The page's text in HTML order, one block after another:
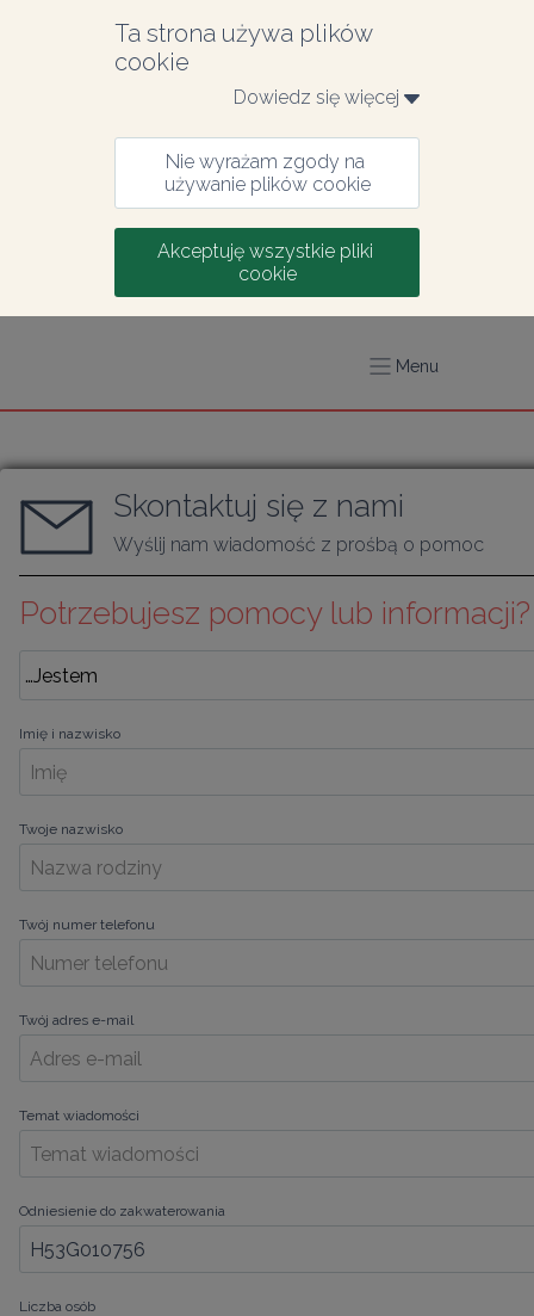
Ta strona używa plików
cookie
Dowiedz się więcej
Nie wyrażam zgody na
używanie plików cookie
Akceptuję wszystkie pliki
cookie
Menu
Skontaktuj się z nami
Wyślij nam wiadomość z prośbą o pomoc
Potrzebujesz pomocy lub informacji?
Imię i nazwisko
Twoje nazwisko
Twój numer telefonu
Twój adres e-mail
Temat wiadomości
Odniesienie do zakwaterowania
Liczba osób